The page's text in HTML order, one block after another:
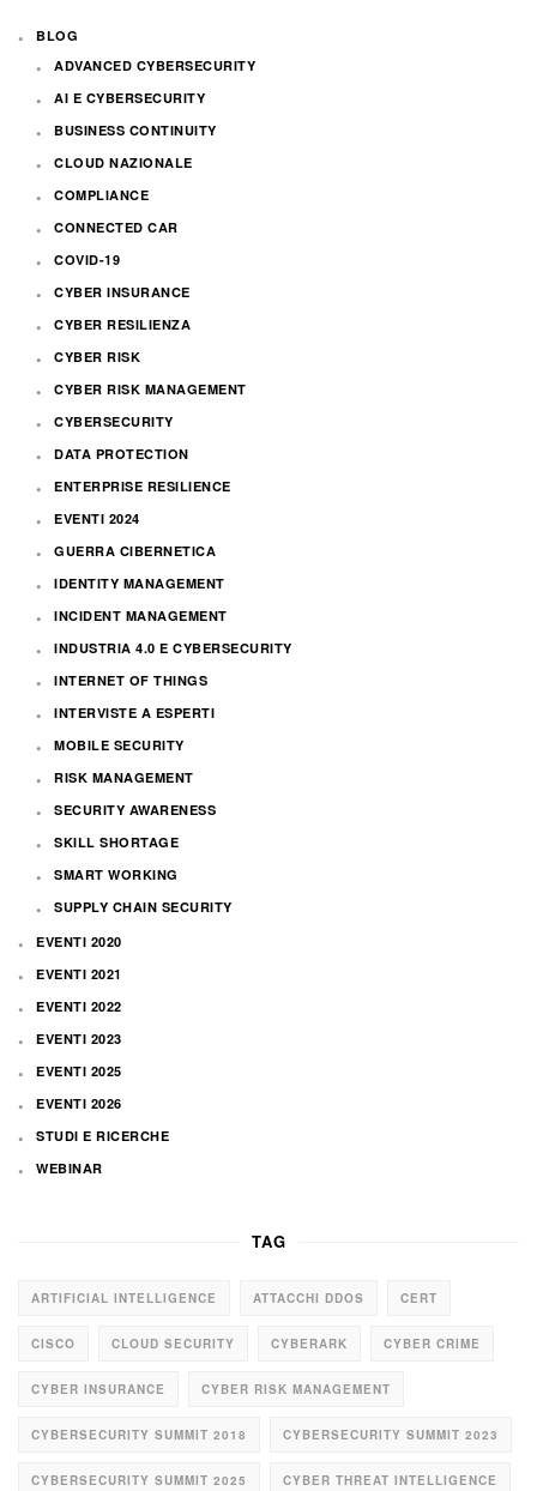
BLOG
ADVANCED CYBERSECURITY
AI E CYBERSECURITY
BUSINESS CONTINUITY
CLOUD NAZIONALE
COMPLIANCE
CONNECTED CAR
COVID-19
CYBER INSURANCE
CYBER RESILIENZA
CYBER RISK
CYBER RISK MANAGEMENT
CYBERSECURITY
DATA PROTECTION
ENTERPRISE RESILIENCE
EVENTI 2024
GUERRA CIBERNETICA
IDENTITY MANAGEMENT
INCIDENT MANAGEMENT
INDUSTRIA 4.0 E CYBERSECURITY
INTERNET OF THINGS
INTERVISTE A ESPERTI
MOBILE SECURITY
RISK MANAGEMENT
SECURITY AWARENESS
SKILL SHORTAGE
SMART WORKING
SUPPLY CHAIN SECURITY
EVENTI 2020
EVENTI 2021
EVENTI 2022
EVENTI 2023
EVENTI 2025
EVENTI 2026
STUDI E RICERCHE
WEBINAR
TAG
ARTIFICIAL INTELLIGENCE ATTACCHI DDOS CERT
CISCO CLOUD SECURITY CYBERARK CYBER CRIME
CYBER INSURANCE CYBER RISK MANAGEMENT
CYBERSECURITY SUMMIT 2018 CYBERSECURITY SUMMIT 2023
CYBERSECURITY SUMMIT 2025 CYBER THREAT INTELLIGENCE